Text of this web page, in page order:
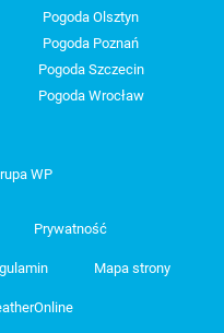
Pogoda Olsztyn
Pogoda Poznań
Pogoda Szczecin
Pogoda Wrocław
WP
Prywatność
Mapa strony